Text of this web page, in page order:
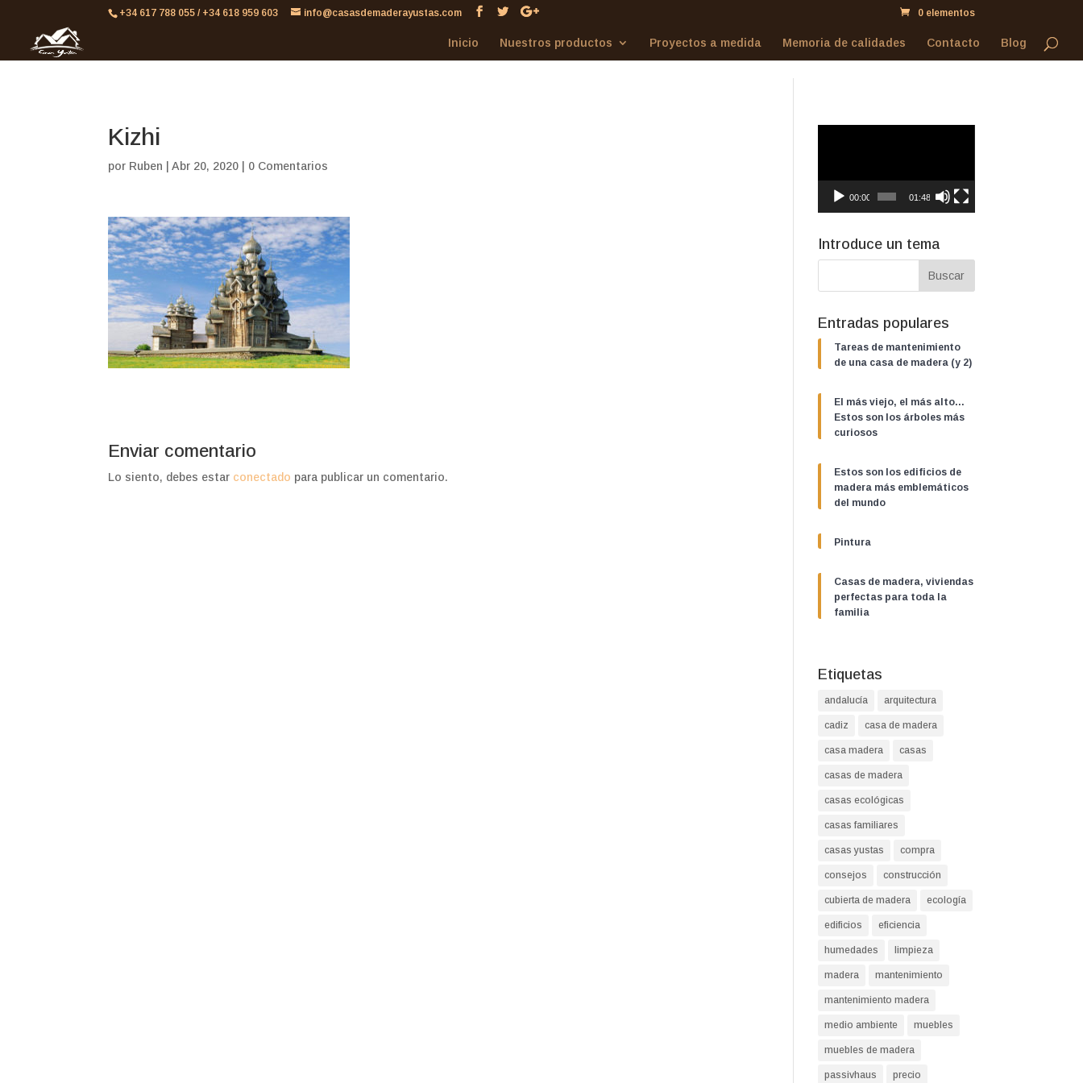
+34 617 788 055 / +34 618 959 603 info@casasdemaderayustas.com 0 elementos
Inicio Nuestros productos Proyectos a medida Memoria de calidades Contacto Blog
Kizhi
por Ruben |Abr 20, 2020 0 Comentarios
Enviar comentario
Lo siento, debes estar conectado para publicar un comentario.
00:00 01:48
Introduce un tema
Entradas populares
Tareas de mantenimiento
de una casa de madera (y 2)
El más viejo, el más alto…
Estos son los árboles más
curiosos
Estos son los edificios de
madera más emblemáticos
del mundo
Pintura
Casas de madera, viviendas
perfectas para toda la
familia
Etiquetas
andalucía arquitectura
cadiz casa de madera
casa madera casas
casas de madera
casas ecológicas
casas familiares
casas yustas compra
consejos construcción
cubierta de madera ecología
edificios eficiencia
humedades limpieza
madera mantenimiento
mantenimiento madera
medio ambiente muebles
muebles de madera
passivhaus precio